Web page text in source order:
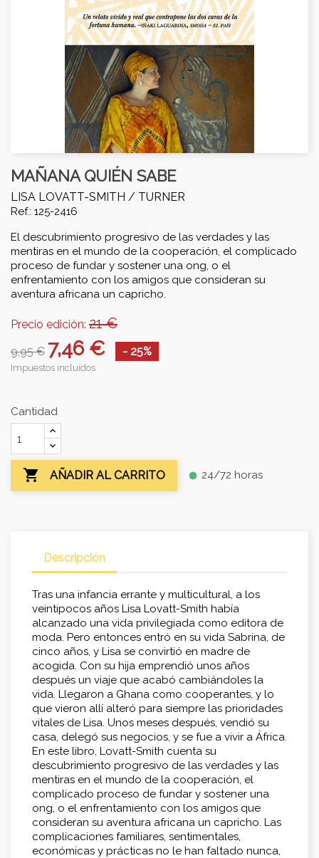
MAÑANA QUIÉN SABE
LISA LOVATT-SMITH / TURNER
Ref.: 125-2416
El descubrimiento progresivo de las verdades y las
mentiras en el mundo de la cooperación, el complicado
proceso de fundar y sostener una ong, o el
enfrentamiento con los amigos que consideran su
aventura africana un capricho.
Precio edición: 21 €
9,95 € 7,46 € - 25%
Impuestos incluidos
Cantidad
 AÑADIR AL CARRITO fiber_manual_record 24/72 horas
Descripción
Tras una infancia errante y multicultural, a los
veintipocos años Lisa Lovatt-Smith había
alcanzado una vida privilegiada como editora de
moda. Pero entonces entró en su vida Sabrina, de
cinco años, y Lisa se convirtió en madre de
acogida. Con su hija emprendió unos años
después un viaje que acabó cambiándoles la
vida. Llegaron a Ghana como cooperantes, y lo
que vieron allí alteró para siempre las prioridades
vitales de Lisa. Unos meses después, vendió su
casa, delegó sus negocios, y se fue a vivir a África.
En este libro, Lovatt-Smith cuenta su
descubrimiento progresivo de las verdades y las
mentiras en el mundo de la cooperación, el
complicado proceso de fundar y sostener una
ong, o el enfrentamiento con los amigos que
consideran su aventura africana un capricho. Las
complicaciones familiares, sentimentales,
económicas y prácticas no le han faltado nunca,